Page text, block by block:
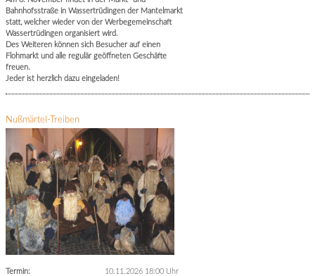
Bahnhofsstraße in Wassertrüdingen der Mantelmarkt
statt, welcher wieder von der Werbegemeinschaft
Wassertrüdingen organisiert wird.
Des Weiteren können sich Besucher auf einen
Flohmarkt und alle regulär geöffneten Geschäfte
freuen.
Jeder ist herzlich dazu eingeladen!
Nußmärtel-Treiben
Termin:
10.11.2026 18:00 Uhr